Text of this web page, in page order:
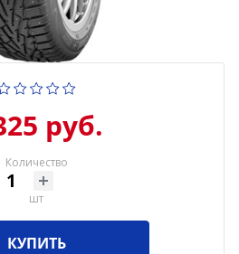
руб.
Количество
шт
КУПИТЬ